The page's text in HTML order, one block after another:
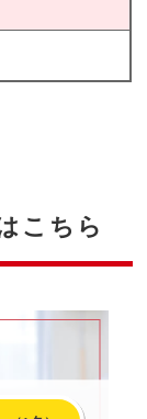
こちら